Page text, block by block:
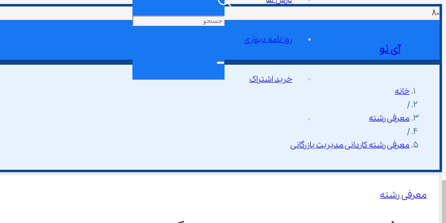
آی نو
روزنامه دیواری
خرید اشتراک
خانه
/
معرفی رشته
/
معرفی رشته کاردانی مدیریت بازرگانی
معرفی رشته